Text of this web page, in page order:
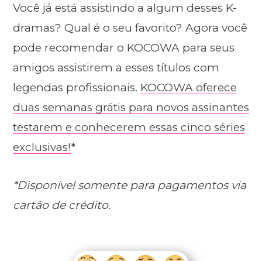
Você já está assistindo a algum desses K-
dramas? Qual é o seu favorito? Agora você
pode recomendar o KOCOWA para seus
amigos assistirem a esses títulos com
legendas profissionais. KOCOWA oferece
duas semanas grátis para novos assinantes
testarem e conhecerem essas cinco séries
exclusivas!*
*Disponível somente para pagamentos via
cartão de crédito.